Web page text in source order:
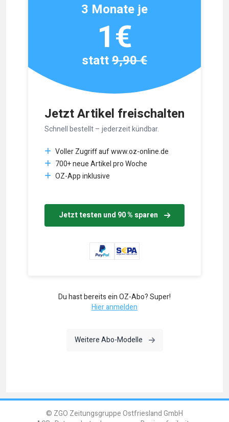
Jetzt Artikel freischalten
Schnell bestellt – jederzeit kündbar.
Voller Zugriff auf www.oz-online.de
700+ neue Artikel pro Woche
OZ-App inklusive
Jetzt testen und 90 % sparen
3 Monate je
1€
statt9,90 €
Du hast bereits ein OZ-Abo? Super!
Hier anmelden
Weitere Abo-Modelle
© ZGO Zeitungsgruppe Ostfriesland GmbH